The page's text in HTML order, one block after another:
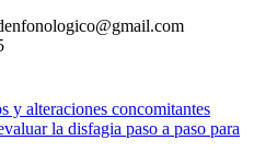
y alteraciones concomitantes
la disfagia paso a paso para